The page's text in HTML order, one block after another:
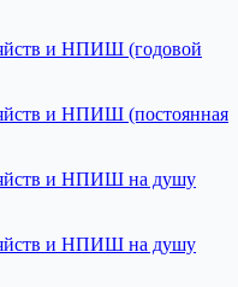
и НПИШ (годовой
и НПИШ (постоянная
и НПИШ на душу
и НПИШ на душу